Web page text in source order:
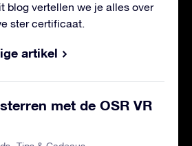
blog vertellen we je alles over
ster certificaat.
artikel
met de OSR VR